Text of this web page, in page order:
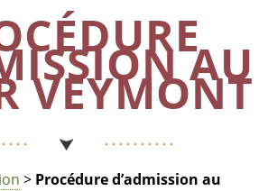
AU
VEYMONT
> Procédure d’admission au